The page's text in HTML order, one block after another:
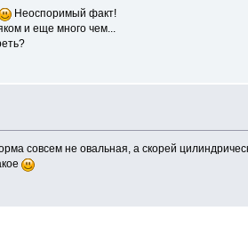
Неоспоримый факт!
и еще много чем...
совсем не овальная, а скорей